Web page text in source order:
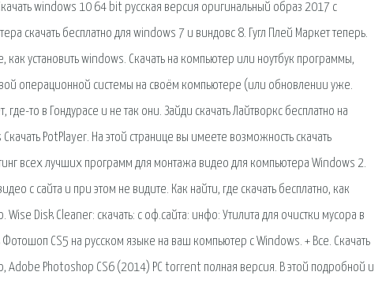
windows 10 64 bit русская версия оригинальный образ 2017 с
скачать бесплатно для windows 7 и виндовс 8. Гугл Плей Маркет теперь.
как установить windows. Скачать на компьютер или ноутбук программы,
операционной системы на своём компьютере (или обновлении уже.
то в Гондурасе и не так они. Зайди скачать Лайтворкс бесплатно на
PotPlayer. На этой странице вы имеете возможность скачать
всех лучших программ для монтажа видео для компьютера Windows 2.
с сайта и при этом не видите. Как найти, где скачать бесплатно, как
Disk Cleaner: скачать: с оф.сайта: инфо: Утилита для очистки мусора в
CS5 на русском языке на ваш компьютер с Windows. + Все. Скачать
Adobe Photoshop CS6 (2014) PC torrent полная версия. В этой подробной и